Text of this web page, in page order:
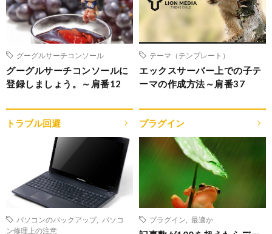
グーグルサーチコンソール
グーグルサーチコンソールに
登録しましょう。～肩番12
テーマ（テンプレート）
エックスサーバー上での子テ
ーマの作成方法～肩番37
トラブル回避
パソコンのバックアップ, パソコ
ン修理上の注意
プラグイン
プラグイン 最適か